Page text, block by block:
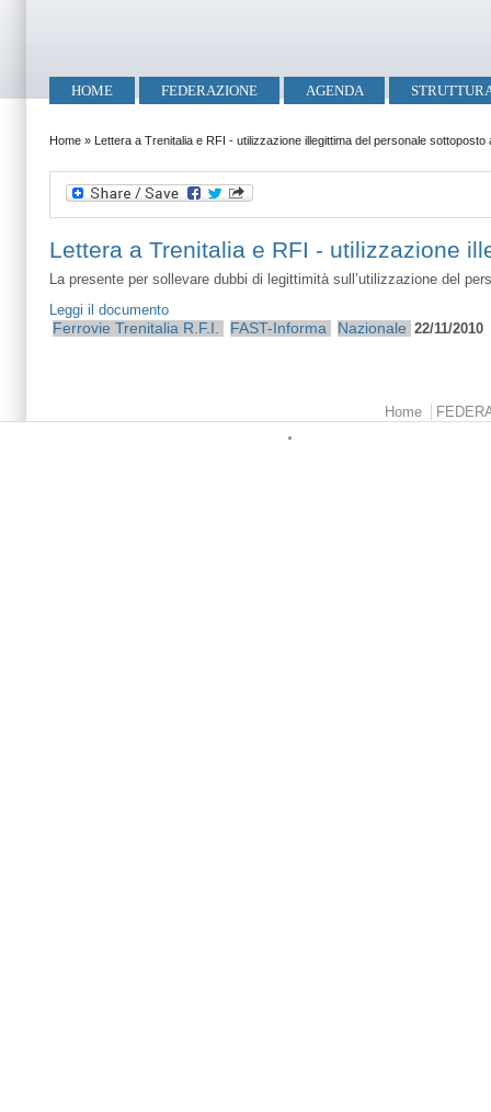
Menu principale
HOME FEDERAZIONE AGENDA
Tu sei qui
Home » Lettera a Trenitalia e RFI - utilizzazione illegittima del personale sottoposto
Lettera a Trenitalia e RFI - utilizzazione
La presente per sollevare dubbi di legittimità sull’utilizzazione del
Leggi il documento
Ferrovie Trenitalia R.F.I. FAST-Informa Nazionale 22/11/2010
Home